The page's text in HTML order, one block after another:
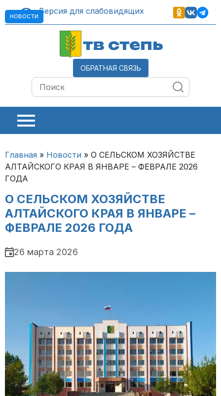
Версия для слабовидящих
тв степь
ОБРАТНАЯ СВЯЗЬ
Главная » Новости » О СЕЛЬСКОМ ХОЗЯЙСТВЕ
АЛТАЙСКОГО КРАЯ В ЯНВАРЕ – ФЕВРАЛЕ 2026
ГОДА
О СЕЛЬСКОМ ХОЗЯЙСТВЕ
АЛТАЙСКОГО КРАЯ В ЯНВАРЕ –
ФЕВРАЛЕ 2026 ГОДА
НОВОСТИ
26 марта 2026